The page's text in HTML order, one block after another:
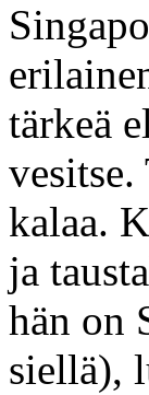
tärkeä
kalaa.
ja
hän on
siellä),